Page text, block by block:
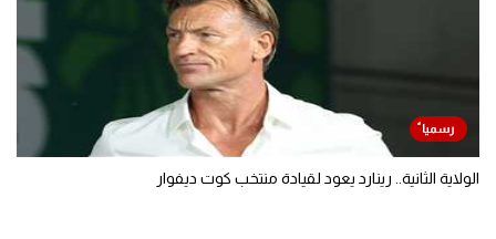
الولاية الثانية.. رينارد يعود لقيادة منتخب كوت ديفوار